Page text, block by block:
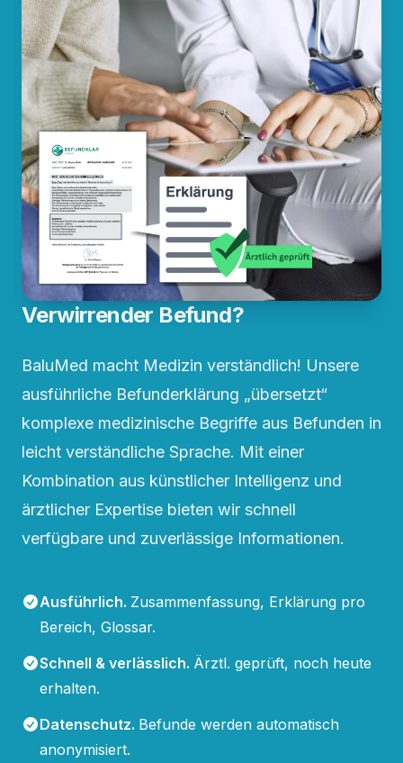
Verwirrender Befund?
BaluMed macht Medizin verständlich! Unsere
ausführliche Befunderklärung „übersetzt“
komplexe medizinische Begriffe aus Befunden in
leicht verständliche Sprache. Mit einer
Kombination aus künstlicher Intelligenz und
ärztlicher Expertise bieten wir schnell
verfügbare und zuverlässige Informationen.
Ausführlich. Zusammenfassung, Erklärung pro
Bereich, Glossar.
Schnell & verlässlich. Ärztl. geprüft, noch heute
erhalten.
Datenschutz. Befunde werden automatisch
anonymisiert.